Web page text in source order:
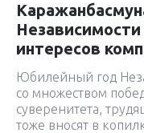
интересов
Юбилейный год
со множеством
суверенитета,
тоже вносят в